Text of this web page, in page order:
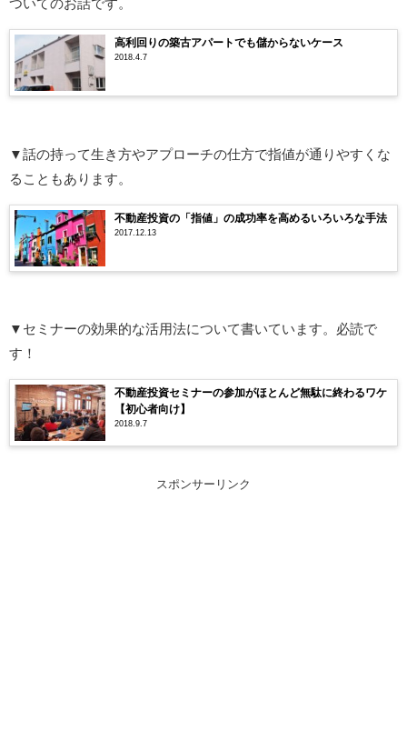
ついてのお話です。
高利回りの築古アパートでも儲からないケース
2018.4.7
▼話の持って生き方やアプローチの仕方で指値が通りやすくな
ることもあります。
不動産投資の「指値」の成功率を高めるいろいろな手法
2017.12.13
▼セミナーの効果的な活用法について書いています。必読で
す！
不動産投資セミナーの参加がほとんど無駄に終わるワケ
【初心者向け】
2018.9.7
スポンサーリンク